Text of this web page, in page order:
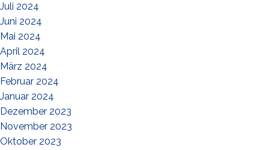
Juli 2024
Juni 2024
Mai 2024
April 2024
März 2024
Februar 2024
Januar 2024
Dezember 2023
November 2023
Oktober 2023